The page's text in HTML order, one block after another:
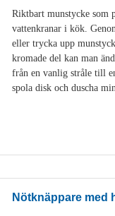
Riktbart munstycke som
vattenkranar i kök.
eller trycka upp
kromade del kan man
från en vanlig stråle till
spola disk och duscha
Nötknäppare med